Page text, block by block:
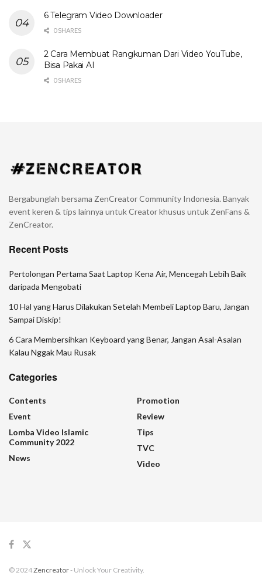
6 Telegram Video Downloader
0 SHARES
2 Cara Membuat Rangkuman Dari Video YouTube,
Bisa Pakai AI
0 SHARES
Bergabunglah bersama ZenCreator Community Indonesia. Banyak
event keren & tips lainnya untuk Creator khusus untuk ZenFans &
ZenCreator.
Recent Posts
Pertolongan Pertama Saat Laptop Kena Air, Mencegah Lebih Baik
daripada Mengobati
10 Hal yang Harus Dilakukan Setelah Membeli Laptop Baru, Jangan
Sampai Diskip!
6 Cara Membersihkan Keyboard yang Benar, Jangan Asal-Asalan
Kalau Nggak Mau Rusak
Categories
Contents
Event
Lomba Video Islamic
Community 2022
News
Promotion
Review
Tips
TVC
Video
© 2024Zencreator- Unlock Your Creativity.